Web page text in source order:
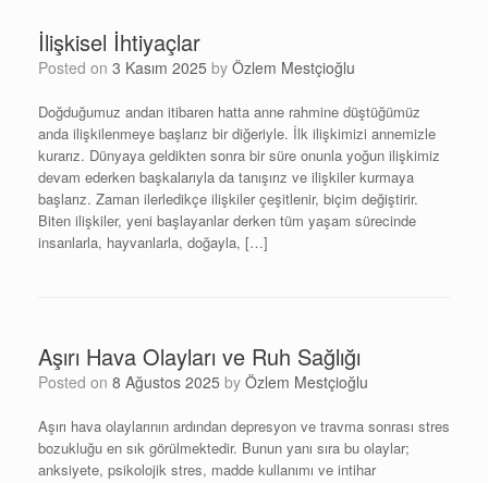
İlişkisel İhtiyaçlar
Posted on 3 Kasım 2025 by Özlem Mestçioğlu
Doğduğumuz andan itibaren hatta anne rahmine düştüğümüz
anda ilişkilenmeye başlarız bir diğeriyle. İlk ilişkimizi annemizle
kurarız. Dünyaya geldikten sonra bir süre onunla yoğun ilişkimiz
devam ederken başkalarıyla da tanışırız ve ilişkiler kurmaya
başlarız. Zaman ilerledikçe ilişkiler çeşitlenir, biçim değiştirir.
Biten ilişkiler, yeni başlayanlar derken tüm yaşam sürecinde
insanlarla, hayvanlarla, doğayla, […]
Aşırı Hava Olayları ve Ruh Sağlığı
Posted on 8 Ağustos 2025 by Özlem Mestçioğlu
Aşırı hava olaylarının ardından depresyon ve travma sonrası stres
bozukluğu en sık görülmektedir. Bunun yanı sıra bu olaylar;
anksiyete, psikolojik stres, madde kullanımı ve intihar